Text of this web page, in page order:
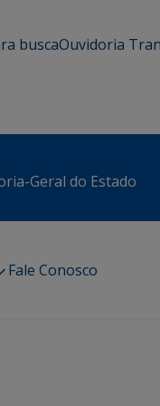
buscaOuvidoria
Geral do Estado
Fale Conosco